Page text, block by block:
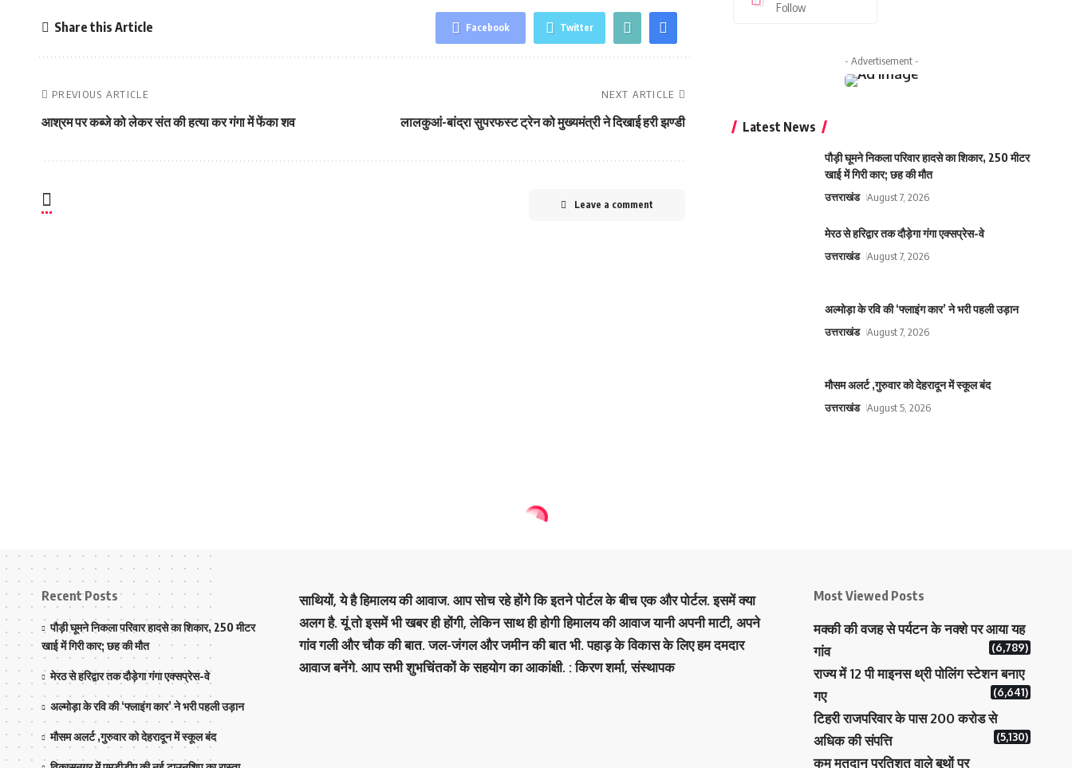
Share this Article Facebook Twitter
PREVIOUS ARTICLE
आश्रम पर कब्जे को लेकर संत की हत्या कर गंगा में फेंका शव
NEXT ARTICLE
लालकुआं-बांद्रा सुपरफस्ट ट्रेन को मुख्‍यमंत्री ने दिखाई हरी झण्डी
Leave a comment
Follow
- Advertisement -
Latest News
पौड़ी घूमने निकला परिवार हादसे का शिकार, 250 मीटर
खाई में गिरी कार; छह की मौत
उत्तराखंड August 7, 2026
मेरठ से हरिद्वार तक दौड़ेगा गंगा एक्सप्रेस-वे
उत्तराखंड August 7, 2026
अल्मोड़ा के रवि की ‘फ्लाइंग कार’ ने भरी पहली उड़ान
उत्तराखंड August 7, 2026
मौसम अलर्ट ,गुरुवार को देहरादून में स्कूल बंद
उत्तराखंड August 5, 2026
Recent Posts
पौड़ी घूमने निकला परिवार हादसे का शिकार, 250 मीटर
खाई में गिरी कार; छह की मौत
मेरठ से हरिद्वार तक दौड़ेगा गंगा एक्सप्रेस-वे
अल्मोड़ा के रवि की ‘फ्लाइंग कार’ ने भरी पहली उड़ान
मौसम अलर्ट ,गुरुवार को देहरादून में स्कूल बंद
साथियों, ये है हिमालय की आवाज. आप सोच रहे होंगे कि इतने पोर्टल के बीच एक और पोर्टल. इसमें क्या
अलग है. यूं तो इसमें भी खबर ही होंगी, लेकिन साथ ही होगी हिमालय की आवाज यानी अपनी माटी, अपने
गांव गली और चौक की बात. जल-जंगल और जमीन की बात भी. पहाड़ के विकास के लिए हम दमदार
आवाज बनेंगे. आप सभी शुभचिंतकों के सहयोग का आकांक्षी. : किरण शर्मा, संस्‍थापक
Most Viewed Posts
मक्‍की की वजह से पर्यटन के नक्‍शे पर आया यह
गांव
(6,789)
राज्य में 12 पी माइनस थ्री पोलिंग स्टेशन बनाए
गए
(6,641)
टिहरी राजपरिवार के पास 200 करोड से
अधिक की संपत्ति
(5,130)
कम मतदान प्रतिशत वाले बूथों पर